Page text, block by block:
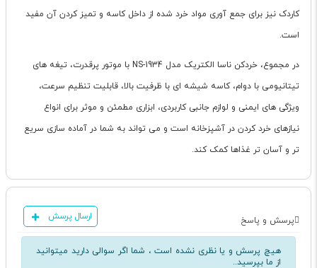
کاردک نیز برای جمع آوری مواد خرد شده از داخل کاسه و تمیز کردن آن مفید
است.
در مجموع، خردکن ناسا الکتریک مدل NS-1934 با موتور پرقدرت، تیغه های
تیتانیومی با دوام، کاسه شیشه ای با ظرفیت بالا، قابلیت تنظیم سرعت،
ویژگی های ایمنی و لوازم جانبی کاربردی، ابزاری مطمئن و موثر برای انواع
نیازهای خرد کردن در آشپزخانه است و می تواند به شما در آماده سازی سریع
تر و آسان تر غذاها کمک کند.
پرسش و پاسخ ارسال پرسش
هیچ پرسش و یا نظری نشده است ، شما اگر سوالی دارید میتوانید
از ما بپرسید..